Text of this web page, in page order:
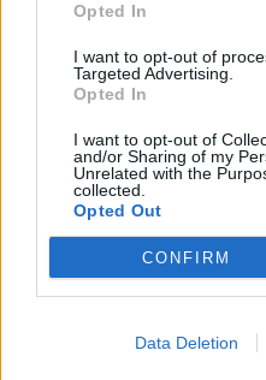
Opted In
I want to opt-out of
Targeted Advertising.
Opted In
I want to opt-out of
and/or Sharing of my
Unrelated with the
collected.
Opted Out
CONFIRM
Data Deletion
01 kwietnia 18:54
– Jeżeli uważamy, że ten
zrobił i ta odpłata powinna
01 kwietnia 18:52
Profesor przywołał Michela
01 kwietnia 18:49
Prof. Matczak przywołał